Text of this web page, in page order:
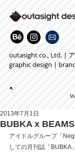
outasight co., Ltd. |
graphic design |
BUBKA x
2013年7月1日
アイドルグループ「
しての月刊誌「BUBKA